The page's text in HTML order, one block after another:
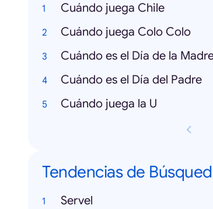
Cuándo juega Chile
Cuándo juega Colo Colo
Cuándo es el Día de la
Cuándo es el Día del Padre
Cuándo juega la U
Tendencias de
Servel